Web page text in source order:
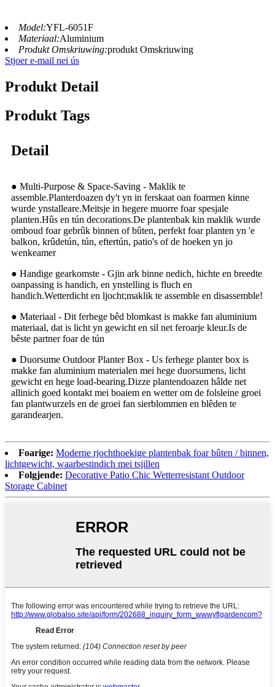
Model:YFL-6051F
Materiaal:Aluminium
Produkt Omskriuwing:produkt Omskriuwing
Stjoer e-mail nei ús
Produkt Detail
Produkt Tags
Detail
● Multi-Purpose & Space-Saving - Maklik te
assemble.Planterdoazen dy't yn in ferskaat oan foarmen kinne
wurde ynstalleare.Meitsje in hegere muorre foar spesjale
planten.Hûs en tún decorations.De plantenbak kin maklik wurde
omboud foar gebrûk binnen of bûten, perfekt foar planten yn 'e
balkon, krûdetún, tún, eftertún, patio's of de hoeken yn jo
wenkeamer
● Handige gearkomste - Gjin ark binne nedich, hichte en breedte
oanpassing is handich, en ynstelling is fluch en
handich.Wetterdicht en ljocht;maklik te assemble en disassemble!
● Materiaal - Dit ferhege bêd blomkast is makke fan aluminium
materiaal, dat is licht yn gewicht en sil net feroarje kleur.Is de
bêste partner foar de tún
● Duorsume Outdoor Planter Box - Us ferhege planter box is
makke fan aluminium materialen mei hege duorsumens, licht
gewicht en hege load-bearing.Dizze plantendoazen hâlde net
allinich goed kontakt mei boaiem en wetter om de folsleine groei
fan plantwurzels en de groei fan sierblommen en blêden te
garandearjen.
Foarige: Moderne rjochthoekige plantenbak foar bûten / binnen,
lichtgewicht, waarbestindich mei tsjillen
Folgjende: Decorative Patio Chic Wetterresistant Outdoor
Storage Cabinet